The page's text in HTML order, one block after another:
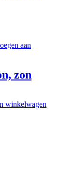
aan
zon
winkelwagen